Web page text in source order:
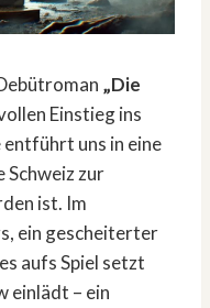
„Die
Einstieg ins
uns in eine
Schweiz zur
ist. Im
ein gescheiterter
aufs Spiel setzt
einlädt – ein